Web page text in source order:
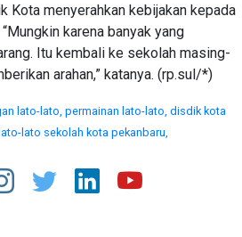
Kota menyerahkan kebijakan kepada
karena banyak yang
Itu kembali ke sekolah masing-
arahan,” katanya. (rp.sul/*)
lato-lato, permainan lato-lato, disdik kota
lato-lato sekolah kota pekanbaru,